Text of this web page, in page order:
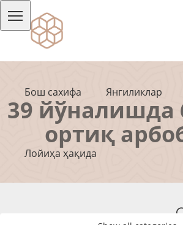
Бош сахифа Янгиликлар
Лойиҳа ҳақида
39 йўналишда
ортиқ